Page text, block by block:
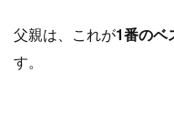
父親は、これが1番のベ
す。